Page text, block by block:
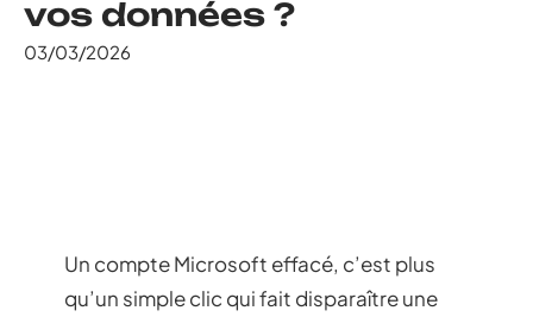
vos données ?
03/03/2026
Un compte Microsoft effacé, c’est plus
qu’un simple clic qui fait disparaître une